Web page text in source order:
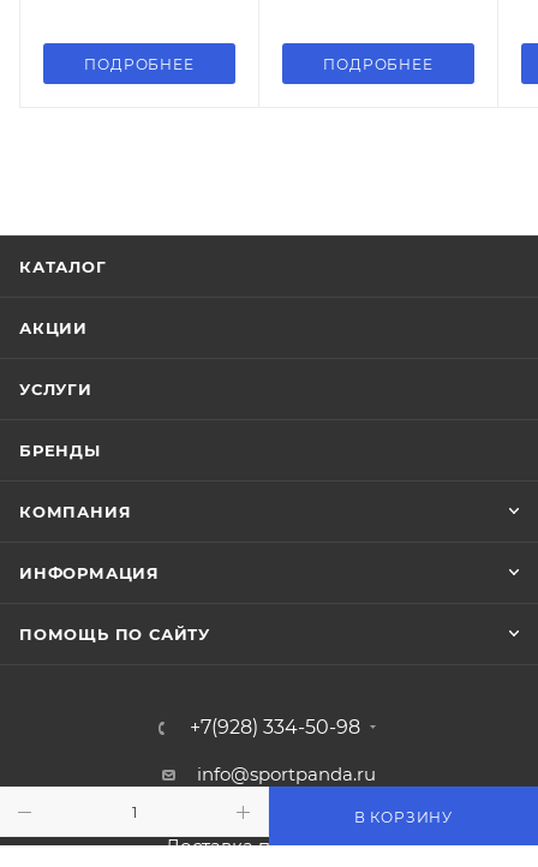
В КОРЗИНУ
ПОДРОБНЕЕ ПОДРОБНЕЕ
КАТАЛОГ
АКЦИИ
УСЛУГИ
БРЕНДЫ
КОМПАНИЯ
ИНФОРМАЦИЯ
ПОМОЩЬ ПО САЙТУ
+7(928) 334-50-98
info@sportpanda.ru
Краснодар, ул. Бородинская 156/13
Доставка по всей России.